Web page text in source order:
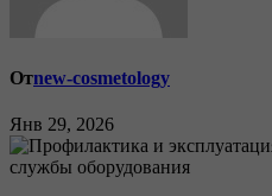
Отnew-cosmetology
Янв 29, 2026
службы оборудования